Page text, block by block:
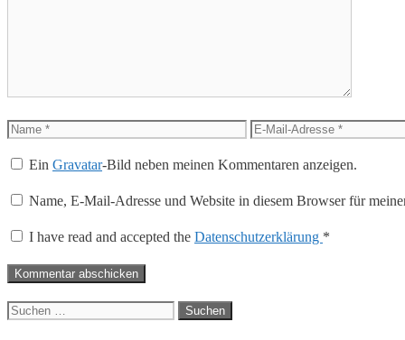
Name
E-
Adresse
EinGravatar-Bild neben meinen Kommentaren anzeigen.
Name, E-Mail-Adresse und Website in diesem Browser für
I have read and accepted the Datenschutzerklärung *
Suche